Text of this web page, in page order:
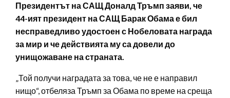
Президентът на САЩ Доналд Тръмп заяви, че
44-ият президент на САЩ Барак Обама е бил
несправедливо удостоен с Нобеловата награда
за мир и че действията му са довели до
унищожаване на страната.
„Той получи наградата за това, че не е направил
нищо“, отбеляза Тръмп за Обама по време на среща